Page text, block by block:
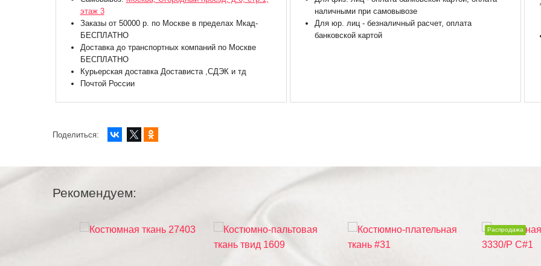
этаж 3
Заказы от 50000 р. по Москве в пределах Мкад-
БЕСПЛАТНО
Доставка до транспортных компаний по Москве
БЕСПЛАТНО
Курьерская доставка Достависта ,СДЭК и тд
Почтой России
наличными при самовывозе
Для юр. лиц - безналичный расчет, оплата
банковской картой
Поделиться:
Рекомендуем:
Распродажа